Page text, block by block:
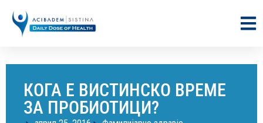
КОГА Е ВИСТИНСКО ВРЕМЕ
ЗА ПРОБИОТИЦИ?